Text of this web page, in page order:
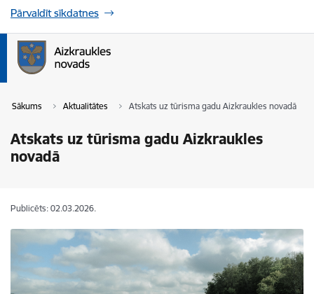
Pārvaldīt sīkdatnes
Sākums Aktualitātes Atskats uz tūrisma gadu Aizkraukles novadā
Atskats uz tūrisma gadu Aizkraukles
novadā
Publicēts: 02.03.2026.